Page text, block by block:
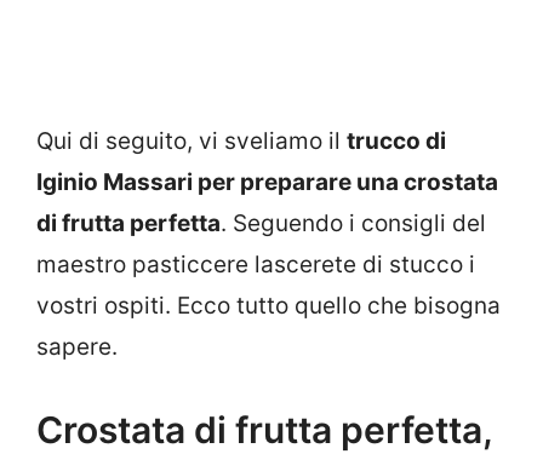
Qui di seguito, vi sveliamo il trucco di
Iginio Massari per preparare una crostata
di frutta perfetta. Seguendo i consigli del
maestro pasticcere lascerete di stucco i
vostri ospiti. Ecco tutto quello che bisogna
sapere.
Crostata di frutta perfetta,